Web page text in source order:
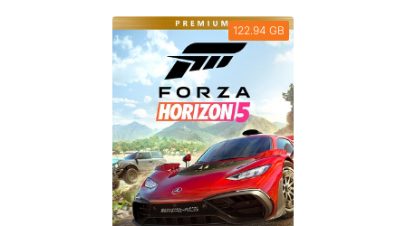
122.94 GB